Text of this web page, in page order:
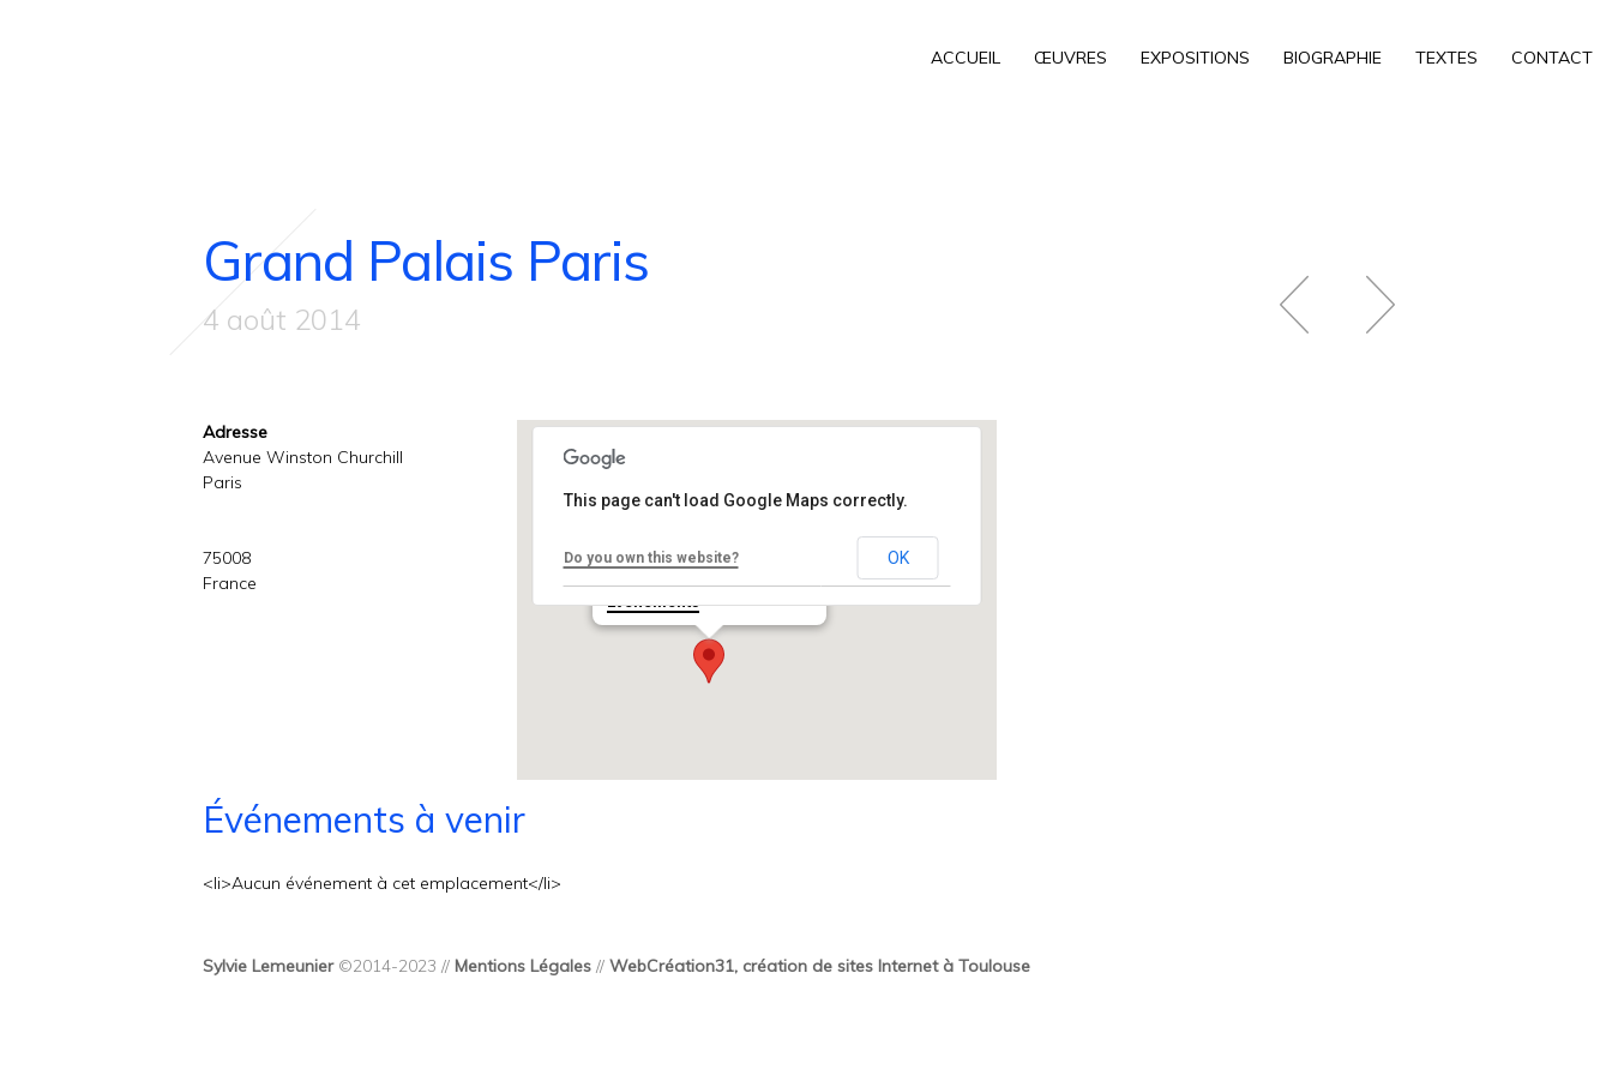
ACCUEIL ŒUVRES EXPOSITIONS BIOGRAPHIE TEXTES CONTACT
Grand Palais Paris
4 août 2014
Événements
This page can't load Google Maps correctly.
Do you own this website? OK
Adresse
Avenue Winston Churchill
Paris
75008
France
Événements à venir
<li>Aucun événement à cet emplacement</li>
Sylvie Lemeunier©2014-2023 // Mentions Légales// WebCréation31, création de sites Internet à Toulouse